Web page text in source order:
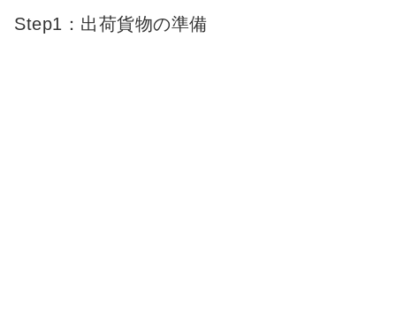
Step1：出荷貨物の準備